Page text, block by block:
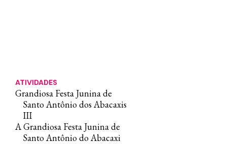
ATIVIDADES
Grandiosa Festa Junina de
Santo Antônio dos Abacaxis
III
A Grandiosa Festa Junina de
Santo Antônio do Abacaxi